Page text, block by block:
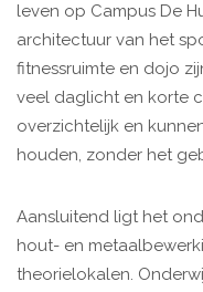
leven op Campus De
architectuur van het
fitnessruimte en dojo
veel daglicht en korte
overzichtelijk en
houden, zonder het
Aansluitend ligt het
hout- en
theorielokalen.